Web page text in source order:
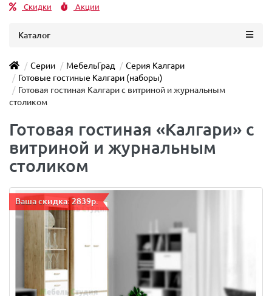
Скидки Акции
Каталог
Серии МебельГрад
Серия Калгари
Готовые гостиные Калгари (наборы)
Готовая гостиная Калгари с витриной и журнальным
столиком
Готовая гостиная «Калгари» с
витриной и журнальным
столиком
Ваша скидка: 2839р.